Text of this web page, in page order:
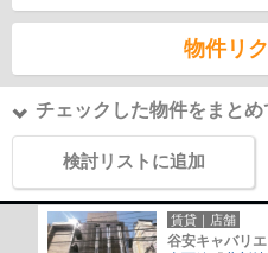
物件リ
チェックした物件をまとめ
検討リストに追加
賃貸｜店舗
谷安キャバリ